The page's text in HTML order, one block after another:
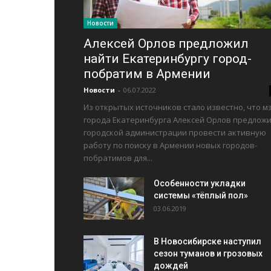
Новости
Алексей Орлов предложил
найти Екатеринбургу город-
побратим в Армении
Новости - 06.07.2022
Из открытых источников стало известно, что
города Екатеринбурга Алексей Орлов
городской администрации провести активную
работу по поиску в Армении новых городов-
побратимов для...
Особенности укладки
системы «тёплый пол»
03.06.2019
В Новосибирске наступил
сезон туманов и грозовых
дождей